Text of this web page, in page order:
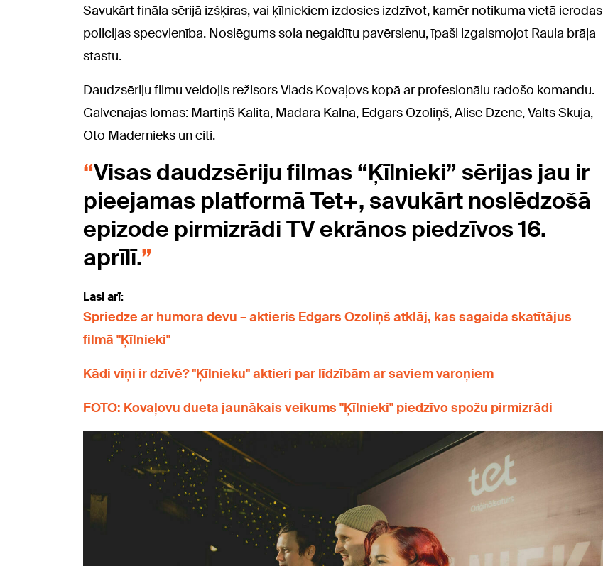
Savukārt fināla sērijā izšķiras, vai ķīlniekiem izdosies izdzīvot, kamēr notikuma vietā ierodas
policijas specvienība. Noslēgums sola negaidītu pavērsienu, īpaši izgaismojot Raula brāļa
stāstu.
Daudzsēriju filmu veidojis režisors Vlads Kovaļovs kopā ar profesionālu radošo komandu.
Galvenajās lomās: Mārtiņš Kalita, Madara Kalna, Edgars Ozoliņš, Alise Dzene, Valts Skuja,
Oto Madernieks un citi.
Visas daudzsēriju filmas “Ķīlnieki” sērijas jau ir
pieejamas platformā Tet+, savukārt noslēdzošā
epizode pirmizrādi TV ekrānos piedzīvos 16.
aprīlī.
Lasi arī:
Spriedze ar humora devu – aktieris Edgars Ozoliņš atklāj, kas sagaida skatītājus
filmā "Ķīlnieki"
Kādi viņi ir dzīvē? "Ķīlnieku" aktieri par līdzībām ar saviem varoņiem
FOTO: Kovaļovu dueta jaunākais veikums "Ķīlnieki" piedzīvo spožu pirmizrādi